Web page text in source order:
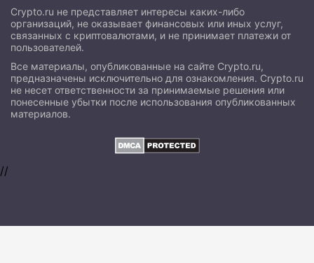
Crypto.ru не представляет интересы каких-либо
организаций, не оказывает финансовых или иных услуг,
связанных с криптовалютами, и не принимает платежи от
пользователей.
Все материалы, опубликованные на сайте Crypto.ru,
предназначены исключительно для ознакомления. Crypto.ru
не несет ответственности за принимаемые решения или
понесенные убытки после использования опубликованных
материалов.
//